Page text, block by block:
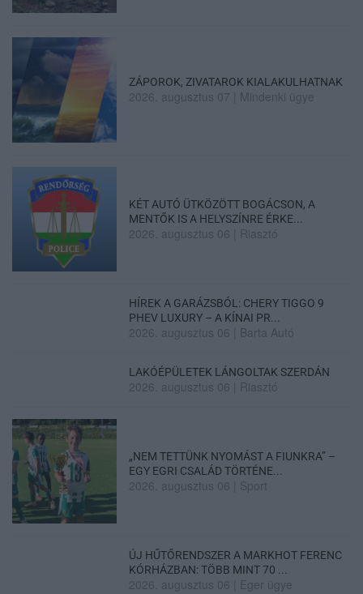
ZÁPOROK, ZIVATAROK KIALAKULHATNAK
2026. augusztus 07 Mindenki ügye
KÉT AUTÓ ÜTKÖZÖTT BOGÁCSON, A
MENTŐK IS A HELYSZÍNRE ÉRKE...
2026. augusztus 06 Riasztó
HÍREK A GARÁZSBÓL: CHERY TIGGO 9
PHEV LUXURY – A KÍNAI PR...
2026. augusztus 06 Barta Autó
LAKÓÉPÜLETEK LÁNGOLTAK SZERDÁN
2026. augusztus 06 Riasztó
„NEM TETTÜNK NYOMÁST A FIUNKRA” –
EGY EGRI CSALÁD TÖRTÉNE...
2026. augusztus 06 Sport
ÚJ HŰTŐRENDSZER A MARKHOT FERENC
KÓRHÁZBAN: TÖBB MINT 70 ...
2026. augusztus 06 Eger ügye